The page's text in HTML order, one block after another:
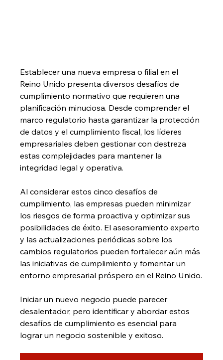
Establecer una nueva empresa o filial en el
Reino Unido presenta diversos desafíos de
cumplimiento normativo que requieren una
planificación minuciosa. Desde comprender el
marco regulatorio hasta garantizar la protección
de datos y el cumplimiento fiscal, los líderes
empresariales deben gestionar con destreza
estas complejidades para mantener la
integridad legal y operativa.
Al considerar estos cinco desafíos de
cumplimiento, las empresas pueden minimizar
los riesgos de forma proactiva y optimizar sus
posibilidades de éxito. El asesoramiento experto
y las actualizaciones periódicas sobre los
cambios regulatorios pueden fortalecer aún más
las iniciativas de cumplimiento y fomentar un
entorno empresarial próspero en el Reino Unido.
Iniciar un nuevo negocio puede parecer
desalentador, pero identificar y abordar estos
desafíos de cumplimiento es esencial para
lograr un negocio sostenible y exitoso.